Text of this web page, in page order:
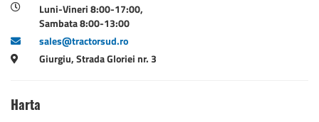
Luni-Vineri 8:00-17:00,
Sambata 8:00-13:00
sales@tractorsud.ro
Giurgiu, Strada Gloriei nr. 3
Harta